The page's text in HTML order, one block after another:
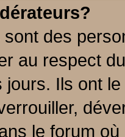
des
au respect
jours. Ils ont
le forum